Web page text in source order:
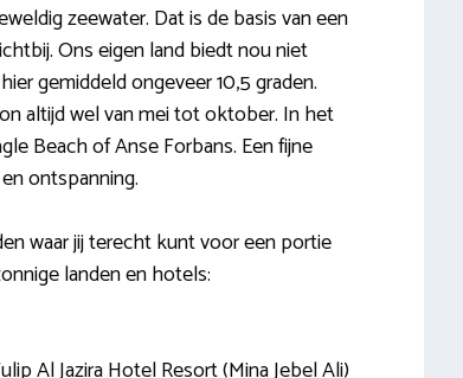
zeewater. Dat is de basis van een
Ons eigen land biedt nou niet
gemiddeld ongeveer 10,5 graden.
altijd wel van mei tot oktober. In het
Beach of Anse Forbans. Een fijne
ontspanning.
waar jij terecht kunt voor een portie
landen en hotels: